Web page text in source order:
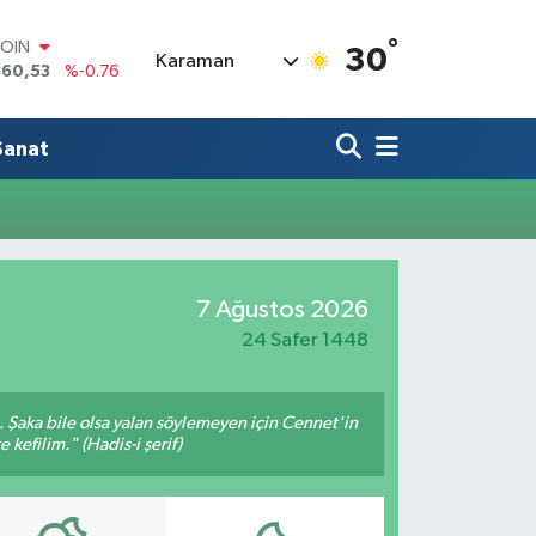
%-0.76
%0.17
ALTIN
%1.44
Karaman 30°
7 Ağustos 2026
24 Safer 1448
Şaka bile olsa yalan söylemeyen için Cennet'in
kefilim." (Hadis-i şerif)